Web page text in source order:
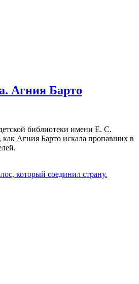
Агния Барто
библиотеки имени Е. С.
как Агния Барто искала пропавших в
который соединил страну.